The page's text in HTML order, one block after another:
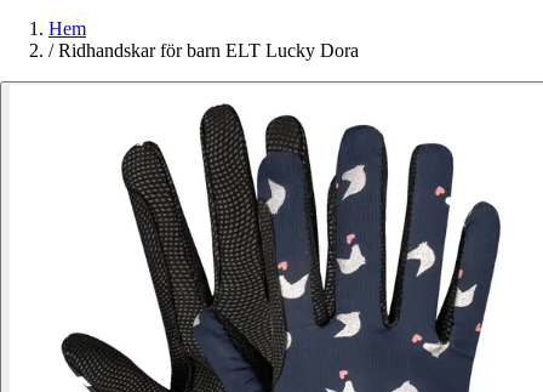
Hem
/ Ridhandskar för barn ELT Lucky Dora